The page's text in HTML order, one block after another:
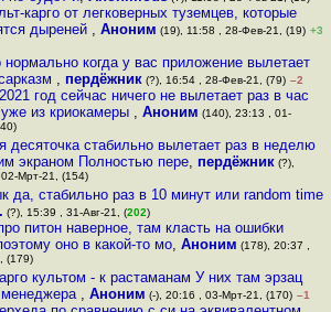
карго от легковерных туземцев, которые
дыреней , Аноним (19), 11:58 , 28-Фев-21, (19) +3
нормально когда у вас приложение вылетает
, пердёжник(?), 16:54 , 28-Фев-21, (79) –2
год сейчас ничего не вылетает раз в час
из криокамеры ,Аноним (140), 23:13 , 01-
десяточка стабильно вылетает раз в неделю
экраном Полностью пере, пердёжник(?),
Мрт-21, (154)
да, стабильно раз в 10 минут или random time
(?), 15:39 , 31-Авг-21, (202)
питон наверное, там класть на ошибки
оно в какой-то мо,Аноним (178), 20:37 ,
(179)
культом - к растаманам У них там эрзац
менеджера , Аноним (-), 20:16 , 03-Мрт-21, (170) –1